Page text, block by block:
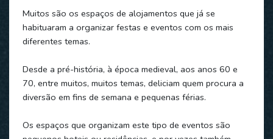
Muitos são os espaços de alojamentos que já se
habituaram a organizar festas e eventos com os mais
diferentes temas.
Desde a pré-história, à época medieval, aos anos 60 e
70, entre muitos, muitos temas, deliciam quem procura a
diversão em fins de semana e pequenas férias.
Os espaços que organizam este tipo de eventos são